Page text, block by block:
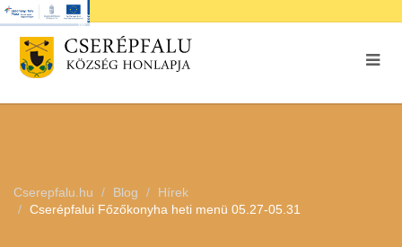
Cserepfalu.hu Blog
Hírek
Cserépfalui Főzőkonyha heti menü 05.27-05.31